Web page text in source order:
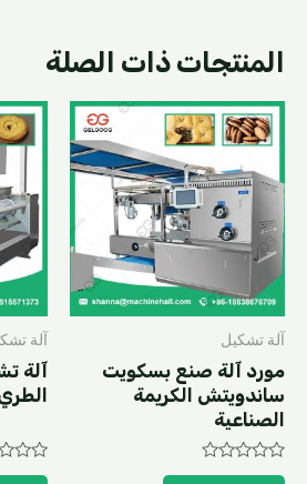
المنتجات ذات الصلة
آلة تشكيل
مورد آلة صنع بسكويت
ساندويتش الكريمة
الصناعية
Rated
آلة
آلة
Rated